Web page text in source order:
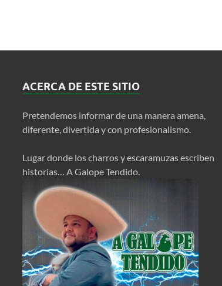
ACERCA DE ESTE SITIO
Pretendemos informar de una manera amena,
diferente, divertida y con profesionalismo.
Lugar donde los charros y escaramuzas escriben
historias… A Galope Tendido.